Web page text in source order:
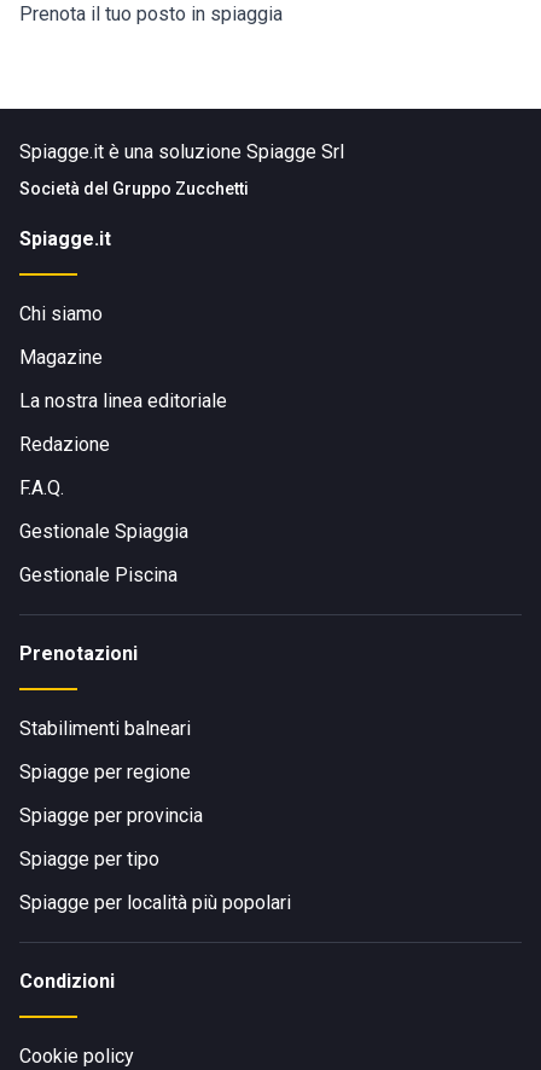
Prenota il tuo posto in spiaggia
Spiagge.it è una soluzione Spiagge Srl
Società del Gruppo Zucchetti
Spiagge.it
Chi siamo
Magazine
La nostra linea editoriale
Redazione
F.A.Q.
Gestionale Spiaggia
Gestionale Piscina
Prenotazioni
Stabilimenti balneari
Spiagge per regione
Spiagge per provincia
Spiagge per tipo
Spiagge per località più popolari
Condizioni
Cookie policy